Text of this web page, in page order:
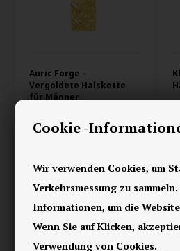
Cookie -
Wir verwenden Cookies, um
Verkehrsmessung zu
Informationen, um die
Wenn Sie auf Klicken,
Verwendung von Cookies.
Auric Forge –
Vergoldete Halskette
für Männer